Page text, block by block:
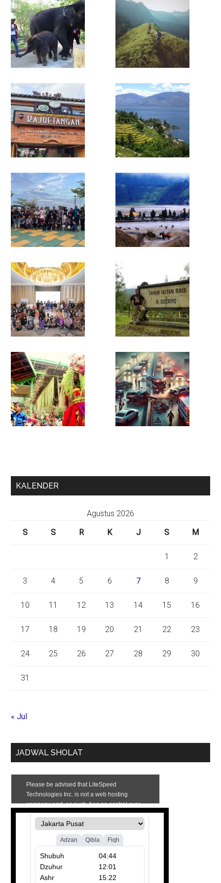
KALENDER
Agustus 2026
S
S R K J S M
1 2
3 4 5 6 7 8 9
10 11 12 13 14 15 16
17 18 19 20 21 22 23
24 25 26 27 28 29 30
31
« Jul
JADWAL SHOLAT